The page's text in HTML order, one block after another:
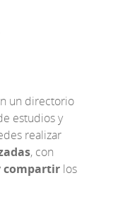
un directorio
estudios y
realizar
, con
compartir los